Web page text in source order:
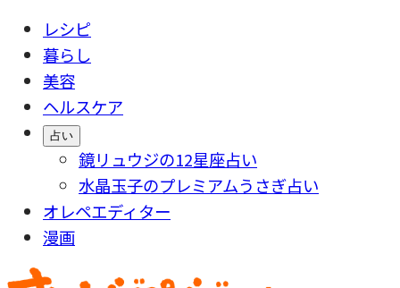
レシピ
暮らし
美容
ヘルスケア
占い
鏡リュウジの12星座占い
水晶玉子のプレミアムうさぎ占い
オレペエディター
漫画